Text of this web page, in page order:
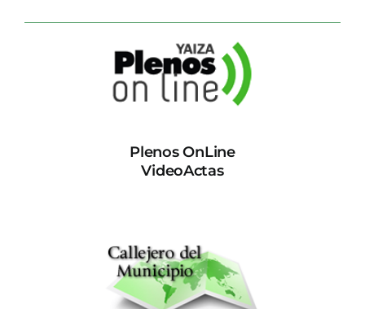
Plenos OnLine
VideoActas